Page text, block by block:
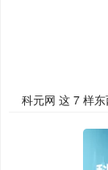
科元网 这 7 样东